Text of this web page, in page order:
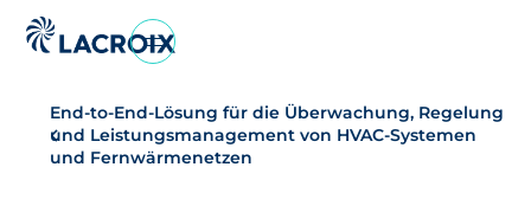
Zum
springen
End-to-End-Lösung für die Überwachung, Regelung
und Leistungsmanagement von HVAC-Systemen
und Fernwärmenetzen